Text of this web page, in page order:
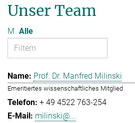
Unser Team
M Alle
Prof. Dr. Manfred Milinski
Emeritiertes wissenschaftliches Mitglied
+ 49 4522 763-254
milinski@...